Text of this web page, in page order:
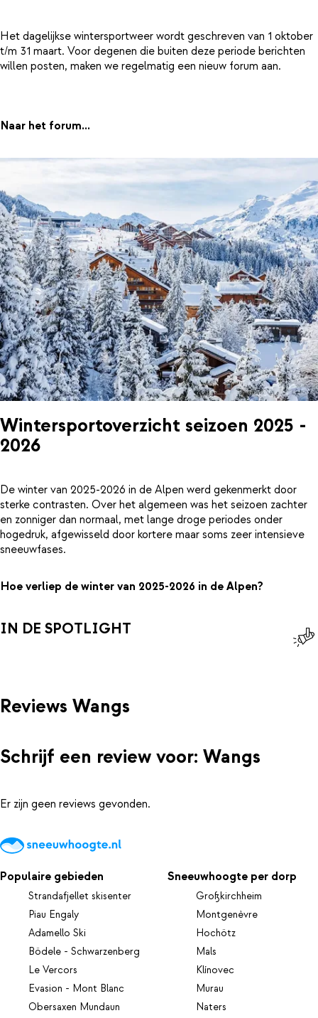
Het dagelijkse wintersportweer wordt geschreven van 1 oktober
t/m 31 maart. Voor degenen die buiten deze periode berichten
willen posten, maken we regelmatig een nieuw forum aan.
Naar het forum...
Wintersportoverzicht seizoen 2025 -
2026
De winter van 2025-2026 in de Alpen werd gekenmerkt door
sterke contrasten. Over het algemeen was het seizoen zachter
en zonniger dan normaal, met lange droge periodes onder
hogedruk, afgewisseld door kortere maar soms zeer intensieve
sneeuwfases.
Hoe verliep de winter van 2025-2026 in de Alpen?
IN DE SPOTLIGHT
Reviews Wangs
Schrijf een review voor: Wangs
Er zijn geen reviews gevonden.
Populaire gebieden
Strandafjellet skisenter
Piau Engaly
Adamello Ski
Bödele - Schwarzenberg
Le Vercors
Evasion - Mont Blanc
Obersaxen Mundaun
Sneeuwhoogte per dorp
Großkirchheim
Montgenèvre
Hochötz
Mals
Klínovec
Murau
Naters